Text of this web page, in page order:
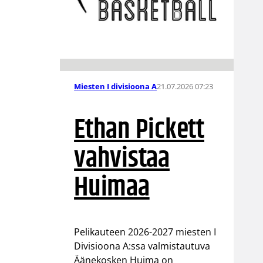
Miesten I divisioona A21.07.2026 07:23
Ethan Pickett
vahvistaa
Huimaa
Pelikauteen 2026-2027 miesten I
Divisioona A:ssa valmistautuva
Äänekosken Huima on